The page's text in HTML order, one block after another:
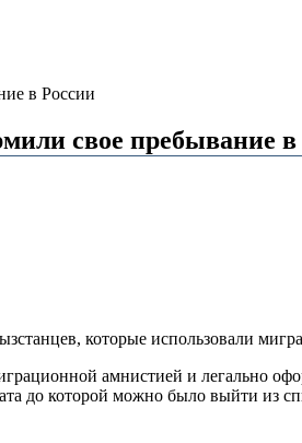
в России
свое пребывание в
которые использовали
амнистией и легально
до которой можно было выйти из